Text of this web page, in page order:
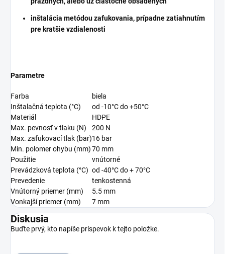
inštalácia metódou zafukovania, prípadne zatiahnutím
pre kratšie vzdialenosti
Parametre
Farba
biela
Inštalačná teplota (°C)
od -10°C do +50°C
Materiál
HDPE
Max. pevnosť v tlaku (N)
200 N
Max. zafukovací tlak (bar)16 bar
Min. polomer ohybu (mm)70 mm
Použitie
vnútorné
Prevádzková teplota (°C) od -40°C do + 70°C
Prevedenie
tenkostenná
Vnútorný priemer (mm)
5.5 mm
Vonkajší priemer (mm)
7 mm
Diskusia
Buďte prvý, kto napíše príspevok k tejto položke.